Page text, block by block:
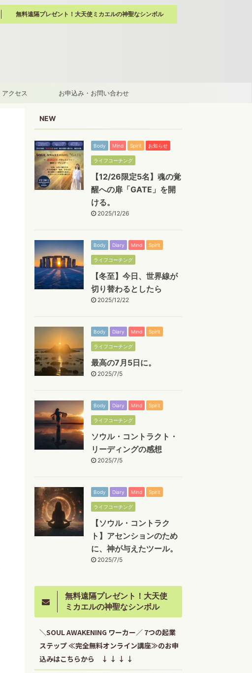
無料遠隔プレゼント！大天使ミカエルの神聖なシンボル
アクセス お申込み・お問い合わせ
NEW
Body Mind Spirit お知らせ
ライフコーチング
【12/26限定5名】魂の覚
醒への扉「GATE」を開
ける。
2025/12/26
Body Diary Mind Spirit
ライフコーチング
【冬至】今日、世界線が
切り替わるとしたら
2025/12/22
Body Diary Mind Spirit
ライフコーチング
最高の7月5日に。
2025/7/5
Body Diary Mind Spirit
ライフコーチング
ソウル・コントラクト・
リーディングの感想
2025/7/5
Body Diary Mind Spirit
ライフコーチング
【ソウル・コントラク
ト】アセンションのため
に、神が与えたツール。
2025/7/5
無料遠隔プレゼント！大天使
ミカエルの神聖なシンボル
＼SOUL AWAKENING ワーカー／ 7つの起業
ステップ ≪完全無料オンライン講座≫のお申
込みはこちらから ↓ ↓ ↓ ↓